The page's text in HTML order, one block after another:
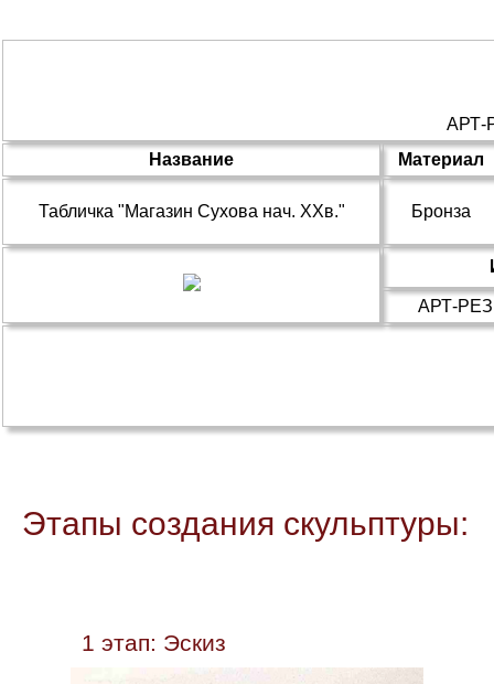
Название
Материал
Табличка "Магазин Сухова нач. ХХв." Бронза
АРТ-
Этапы создания скульптуры:
1 этап: Эскиз